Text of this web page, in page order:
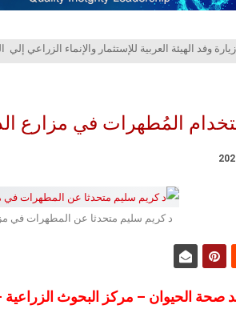
المُطهرات في مزارع
د كريم سليم متحدثا عن المطهرات في
صحة الحيوان – مركز البحوث